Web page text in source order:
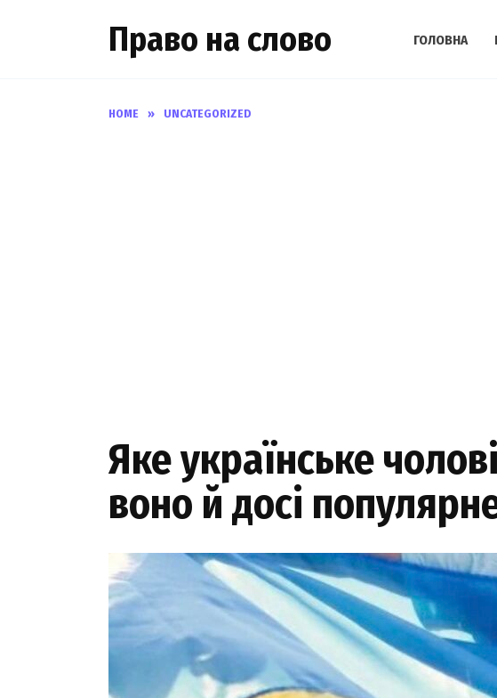
Право на слово ГОЛОВНА
HOME » UNCATEGORIZED
Яке українське
воно й досі